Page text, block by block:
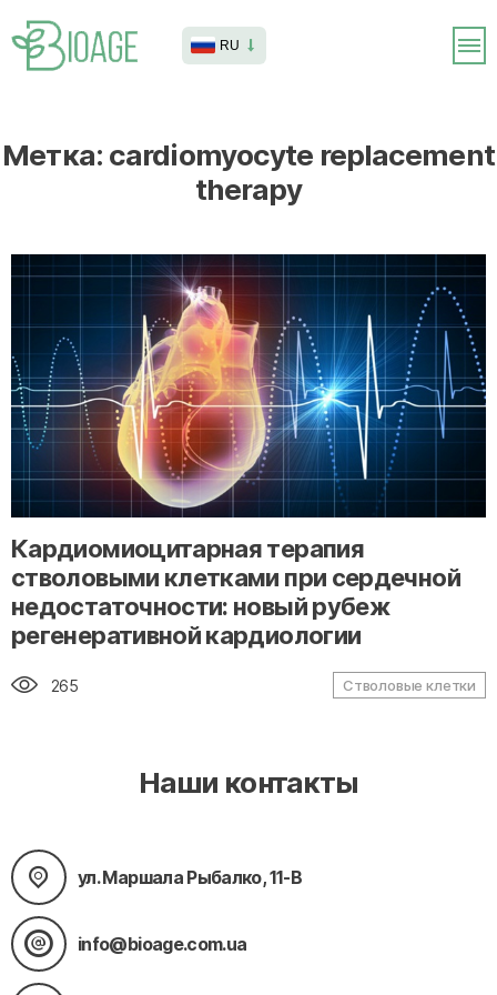
RU
Метка: cardiomyocyte replacement
therapy
" alt="loading" class="img-responsive"/>
Кардиомиоцитарная терапия
стволовыми клетками при сердечной
недостаточности: новый рубеж
регенеративной кардиологии
265 Стволовые клетки
Наши контакты
ул. Маршала Рыбалко, 11-В
info@bioage.com.ua